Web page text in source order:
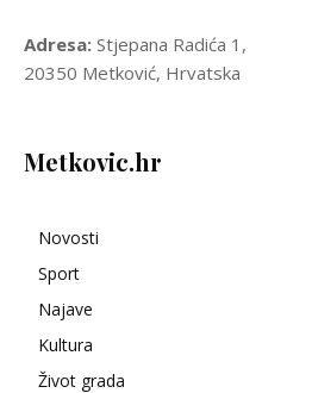
Adresa: Stjepana Radića 1,
20350 Metković, Hrvatska
Metkovic.hr
Novosti
Sport
Najave
Kultura
Život grada